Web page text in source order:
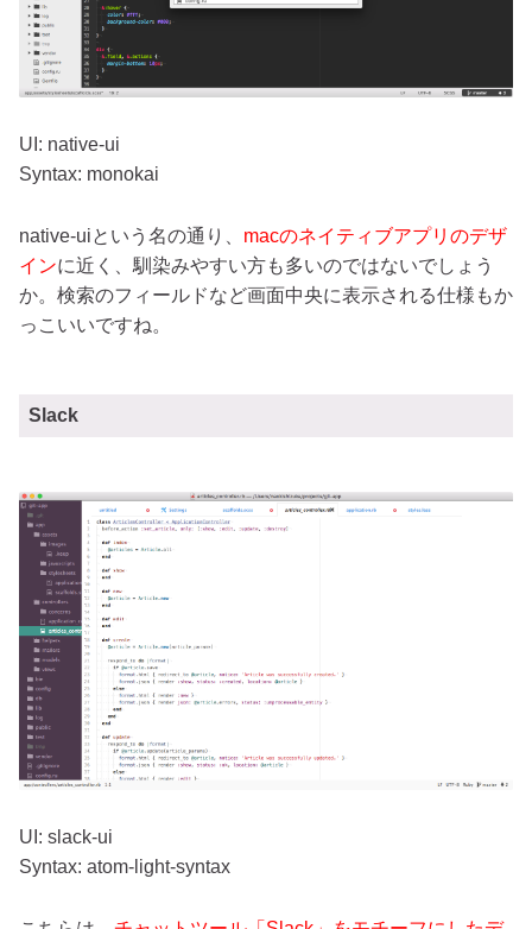
UI: native-ui
Syntax: monokai
native-uiという名の通り、 macのネイティブアプリのデザ
インに近く、馴染みやすい方も多いのではないでしょう
か。検索のフィールドなど画面中央に表示される仕様もか
っこいいですね。
Slack
UI: slack-ui
Syntax: atom-light-syntax